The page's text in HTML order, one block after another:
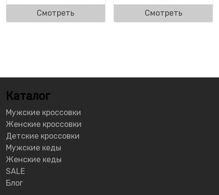
Смотреть
Смотреть
Каталог
Мужские кроссовки
Женские кроссовки
Детские кроссовки
Мужские кеды
Женские кеды
SALE
Блог